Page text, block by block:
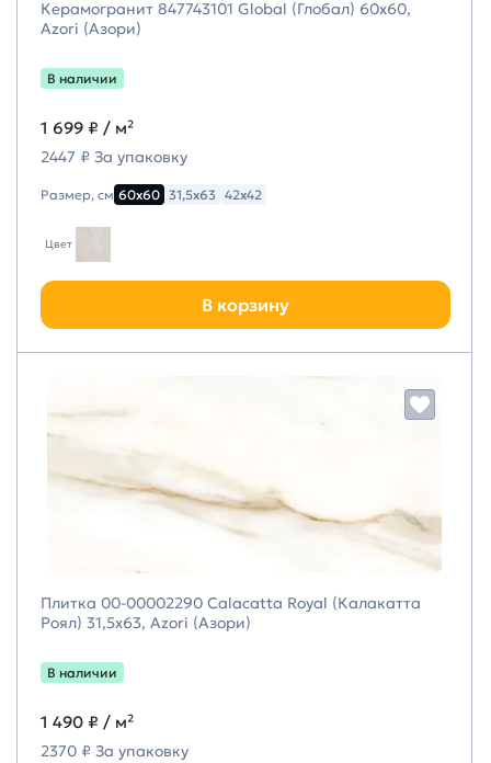
Керамогранит 847743101 Global (Глобал) 60х60,
Azori (Азори)
В наличии
1 699 ₽ / м²
2447 ₽ За упаковку
Размер, см 60х60 31,5х63 42х42
Цвет
В корзину
Плитка 00-00002290 Calacatta Royal (Калакатта
Роял) 31,5х63, Azori (Азори)
В наличии
1 490 ₽ / м²
2370 ₽ За упаковку